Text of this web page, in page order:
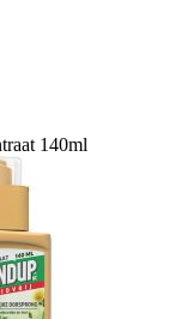
140ml